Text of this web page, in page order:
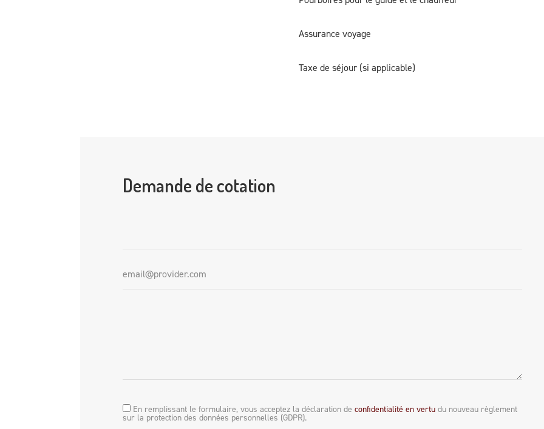
Assurance voyage
Taxe de séjour (si applicable)
Demande de cotation
En remplissant le formulaire, vous acceptez la déclaration de confidentialité en vertu du nouveau règlement
sur la protection des données personnelles (GDPR).